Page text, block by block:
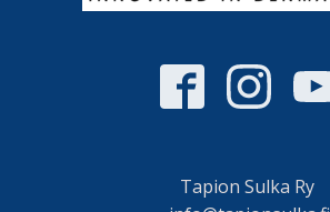
Tapion Sulka Ry